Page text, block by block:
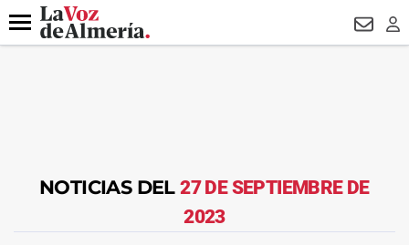
DESTACADO DRON UDA
Menú
NOTICIAS DEL27 DE SEPTIEMBRE DE
2023